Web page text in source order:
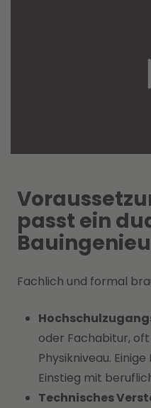
passt ein
Fachlich und formal
oder Fachabitur,
Physikniveau.
Einstieg mit
Technisches